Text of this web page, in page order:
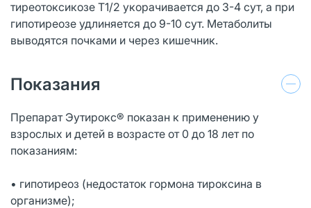
тиреотоксикозе T1/2 укорачивается до 3-4 сут, а при
гипотиреозе удлиняется до 9-10 сут. Метаболиты
выводятся почками и через кишечник.
Показания
Препарат Эутирокс® показан к применению у
взрослых и детей в возрасте от 0 до 18 лет по
показаниям:
• гипотиреоз (недостаток гормона тироксина в
организме);